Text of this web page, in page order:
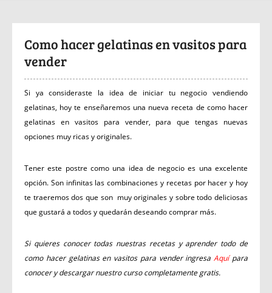
Como hacer gelatinas en vasitos para
vender
Si ya consideraste la idea de iniciar tu negocio vendiendo
gelatinas, hoy te enseñaremos una nueva receta de como hacer
gelatinas en vasitos para vender, para que tengas nuevas
opciones muy ricas y originales.
Tener este postre como una idea de negocio es una excelente
opción. Son infinitas las combinaciones y recetas por hacer y hoy
te traeremos dos que son muy originales y sobre todo deliciosas
que gustará a todos y quedarán deseando comprar más.
Si quieres conocer todas nuestras recetas y aprender todo de
como hacer gelatinas en vasitos para vender ingresaAquípara
conocer y descargar nuestro curso completamente gratis.